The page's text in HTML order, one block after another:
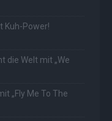
Kuh-Power!
die Welt mit „We
„Fly Me To The